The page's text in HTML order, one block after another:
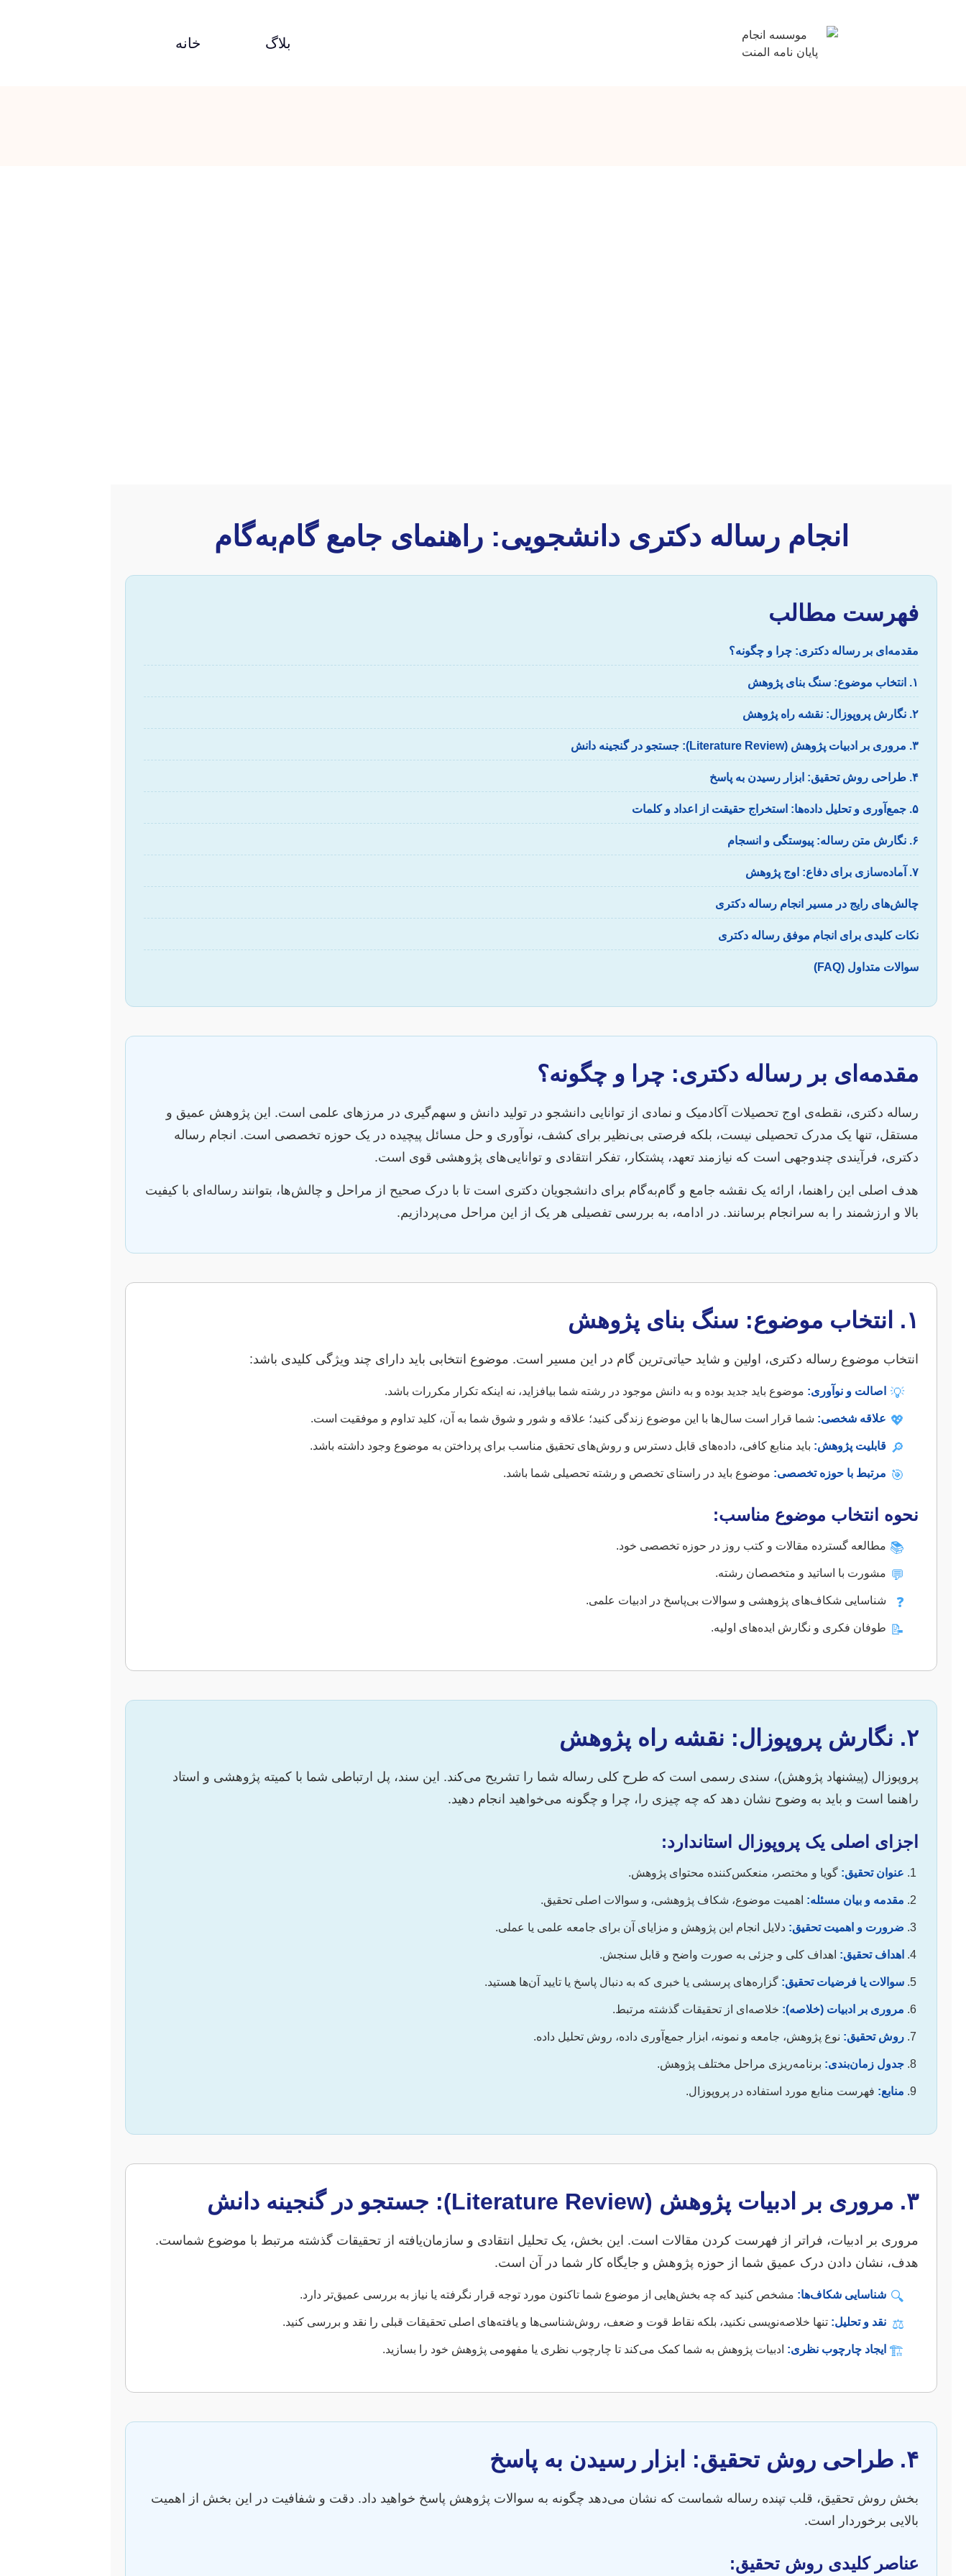
خانه بلاگ
انجام رساله دکتری دانشجویی: راهنمای جامع گام‌به‌گام
فهرست مطالب
مقدمه‌ای بر رساله دکتری: چرا و چگونه؟
۱. انتخاب موضوع: سنگ بنای پژوهش
۲. نگارش پروپوزال: نقشه راه پژوهش
۳. مروری بر ادبیات پژوهش (Literature Review): جستجو در گنجینه دانش
۴. طراحی روش تحقیق: ابزار رسیدن به پاسخ
۵. جمع‌آوری و تحلیل داده‌ها: استخراج حقیقت از اعداد و کلمات
۶. نگارش متن رساله: پیوستگی و انسجام
۷. آماده‌سازی برای دفاع: اوج پژوهش
چالش‌های رایج در مسیر انجام رساله دکتری
نکات کلیدی برای انجام موفق رساله دکتری
سوالات متداول (FAQ)
مقدمه‌ای بر رساله دکتری: چرا و چگونه؟
رساله دکتری، نقطه‌ی اوج تحصیلات آکادمیک و نمادی از توانایی دانشجو در تولید دانش و سهم‌گیری در مرزهای علمی است. این پژوهش عمیق و
مستقل، تنها یک مدرک تحصیلی نیست، بلکه فرصتی بی‌نظیر برای کشف، نوآوری و حل مسائل پیچیده در یک حوزه تخصصی است. انجام رساله
دکتری، فرآیندی چندوجهی است که نیازمند تعهد، پشتکار، تفکر انتقادی و توانایی‌های پژوهشی قوی است.
هدف اصلی این راهنما، ارائه یک نقشه جامع و گام‌به‌گام برای دانشجویان دکتری است تا با درک صحیح از مراحل و چالش‌ها، بتوانند رساله‌ای با کیفیت
بالا و ارزشمند را به سرانجام برسانند. در ادامه، به بررسی تفصیلی هر یک از این مراحل می‌پردازیم.
۱. انتخاب موضوع: سنگ بنای پژوهش
انتخاب موضوع رساله دکتری، اولین و شاید حیاتی‌ترین گام در این مسیر است. موضوع انتخابی باید دارای چند ویژگی کلیدی باشد:
💡 اصالت و نوآوری: موضوع باید جدید بوده و به دانش موجود در رشته شما بیافزاید، نه اینکه تکرار مکررات باشد.
💖 علاقه شخصی: شما قرار است سال‌ها با این موضوع زندگی کنید؛ علاقه و شور و شوق شما به آن، کلید تداوم و موفقیت است.
🔎 قابلیت پژوهش: باید منابع کافی، داده‌های قابل دسترس و روش‌های تحقیق مناسب برای پرداختن به موضوع وجود داشته باشد.
🎯 مرتبط با حوزه تخصصی: موضوع باید در راستای تخصص و رشته تحصیلی شما باشد.
نحوه انتخاب موضوع مناسب:
📚 مطالعه گسترده مقالات و کتب روز در حوزه تخصصی خود.
💬 مشورت با اساتید و متخصصان رشته.
❓ شناسایی شکاف‌های پژوهشی و سوالات بی‌پاسخ در ادبیات علمی.
📝 طوفان فکری و نگارش ایده‌های اولیه.
۲. نگارش پروپوزال: نقشه راه پژوهش
پروپوزال (پیشنهاد پژوهش)، سندی رسمی است که طرح کلی رساله شما را تشریح می‌کند. این سند، پل ارتباطی شما با کمیته پژوهشی و استاد
راهنما است و باید به وضوح نشان دهد که چه چیزی را، چرا و چگونه می‌خواهید انجام دهید.
اجزای اصلی یک پروپوزال استاندارد:
عنوان تحقیق: گویا و مختصر، منعکس‌کننده محتوای پژوهش.
مقدمه و بیان مسئله: اهمیت موضوع، شکاف پژوهشی، و سوالات اصلی تحقیق.
ضرورت و اهمیت تحقیق: دلایل انجام این پژوهش و مزایای آن برای جامعه علمی یا عملی.
اهداف تحقیق: اهداف کلی و جزئی به صورت واضح و قابل سنجش.
سوالات یا فرضیات تحقیق: گزاره‌های پرسشی یا خبری که به دنبال پاسخ یا تایید آن‌ها هستید.
مروری بر ادبیات (خلاصه): خلاصه‌ای از تحقیقات گذشته مرتبط.
روش تحقیق: نوع پژوهش، جامعه و نمونه، ابزار جمع‌آوری داده، روش تحلیل داده.
جدول زمان‌بندی: برنامه‌ریزی مراحل مختلف پژوهش.
منابع: فهرست منابع مورد استفاده در پروپوزال.
۳. مروری بر ادبیات پژوهش (Literature Review): جستجو در گنجینه دانش
مروری بر ادبیات، فراتر از فهرست کردن مقالات است. این بخش، یک تحلیل انتقادی و سازمان‌یافته از تحقیقات گذشته مرتبط با موضوع شماست.
هدف، نشان دادن درک عمیق شما از حوزه پژوهش و جایگاه کار شما در آن است.
🔍 شناسایی شکاف‌ها: مشخص کنید که چه بخش‌هایی از موضوع شما تاکنون مورد توجه قرار نگرفته یا نیاز به بررسی عمیق‌تر دارد.
⚖️ نقد و تحلیل: تنها خلاصه‌نویسی نکنید، بلکه نقاط قوت و ضعف، روش‌شناسی‌ها و یافته‌های اصلی تحقیقات قبلی را نقد و بررسی کنید.
🏗️ ایجاد چارچوب نظری: ادبیات پژوهش به شما کمک می‌کند تا چارچوب نظری یا مفهومی پژوهش خود را بسازید.
۴. طراحی روش تحقیق: ابزار رسیدن به پاسخ
بخش روش تحقیق، قلب تپنده رساله شماست که نشان می‌دهد چگونه به سوالات پژوهش پاسخ خواهید داد. دقت و شفافیت در این بخش از اهمیت
بالایی برخوردار است.
عناصر کلیدی روش تحقیق: